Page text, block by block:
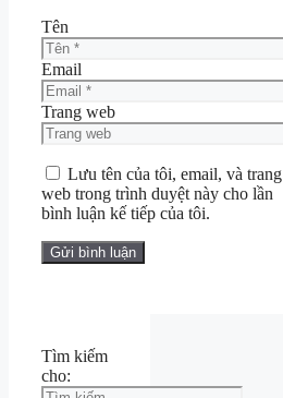
Tên
Email
Trang web
Lưu tên của tôi, email, và trang
web trong trình duyệt này cho lần
bình luận kế tiếp của tôi.
Tìm kiếm
cho: